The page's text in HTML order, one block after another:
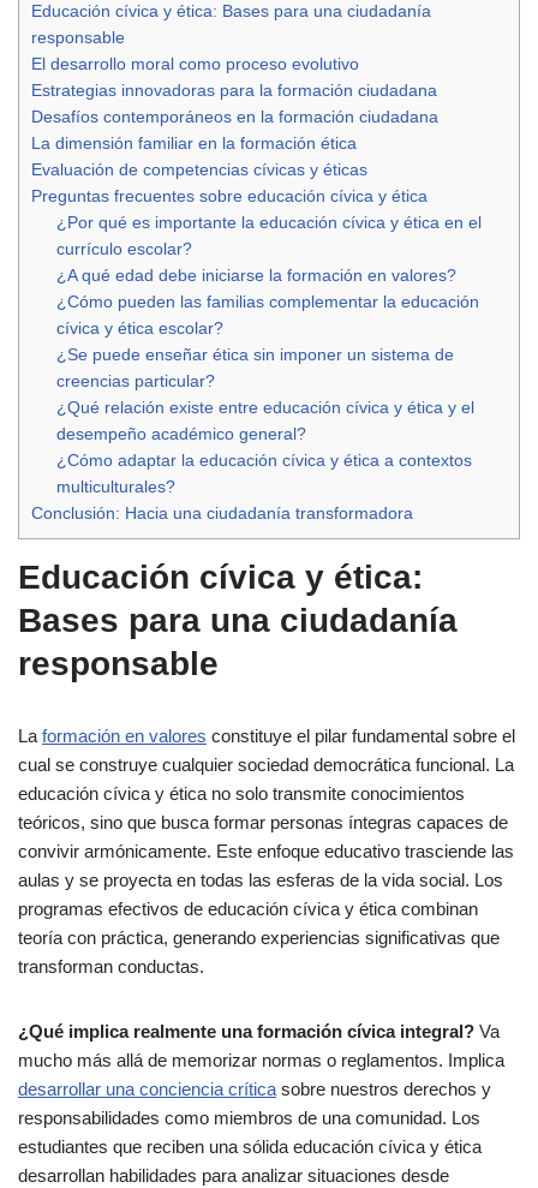
Educación cívica y ética: Bases para una ciudadanía
responsable
El desarrollo moral como proceso evolutivo
Estrategias innovadoras para la formación ciudadana
Desafíos contemporáneos en la formación ciudadana
La dimensión familiar en la formación ética
Evaluación de competencias cívicas y éticas
Preguntas frecuentes sobre educación cívica y ética
¿Por qué es importante la educación cívica y ética en el
currículo escolar?
¿A qué edad debe iniciarse la formación en valores?
¿Cómo pueden las familias complementar la educación
cívica y ética escolar?
¿Se puede enseñar ética sin imponer un sistema de
creencias particular?
¿Qué relación existe entre educación cívica y ética y el
desempeño académico general?
¿Cómo adaptar la educación cívica y ética a contextos
multiculturales?
Conclusión: Hacia una ciudadanía transformadora
Educación cívica y ética:
Bases para una ciudadanía
responsable
Laformación en valores constituye el pilar fundamental sobre el
cual se construye cualquier sociedad democrática funcional. La
educación cívica y ética no solo transmite conocimientos
teóricos, sino que busca formar personas íntegras capaces de
convivir armónicamente. Este enfoque educativo trasciende las
aulas y se proyecta en todas las esferas de la vida social. Los
programas efectivos de educación cívica y ética combinan
teoría con práctica, generando experiencias significativas que
transforman conductas.
¿Qué implica realmente una formación cívica integral? Va
mucho más allá de memorizar normas o reglamentos. Implica
desarrollar una conciencia críticasobre nuestros derechos y
responsabilidades como miembros de una comunidad. Los
estudiantes que reciben una sólida educación cívica y ética
desarrollan habilidades para analizar situaciones desde